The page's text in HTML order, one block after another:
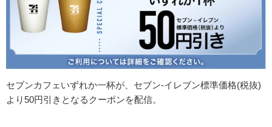
セブンカフェいずれか一杯が、セブン-イレブン標準価格(税抜)
より50円引きとなるクーポンを配信。